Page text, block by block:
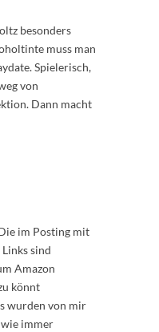
besonders
muss man
Spielerisch,
von
Dann macht
im Posting mit
sind
Amazon
könnt
wurden von mir
immer